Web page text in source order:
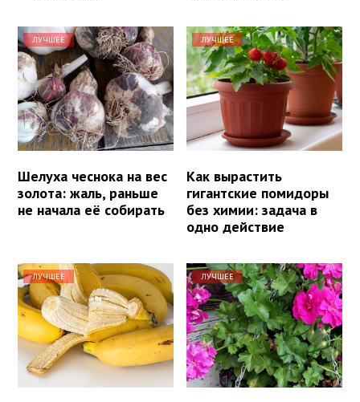
ЛУЧШЕЕ
Шелуха чеснока на вес
золота: жаль, раньше
не начала её собирать
ЛУЧШЕЕ
Как вырастить
гигантские помидоры
без химии: задача в
одно действие
ЛУЧШЕЕ ЛУЧШЕЕ